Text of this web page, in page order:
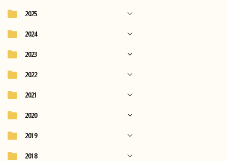
2025
2024
2023
2022
2021
2020
2019
2018